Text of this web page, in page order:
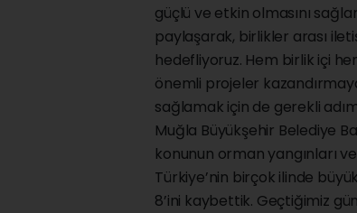
güçlü ve etkin olmasını
paylaşarak, birlikler arası
hedefliyoruz. Hem birlik içi
önemli projeler
sağlamak için de gerekli
Muğla Büyükşehir Belediye
konunun orman yangınları
Türkiye’nin birçok ilinde
8’ini kaybettik. Geçtiğimiz